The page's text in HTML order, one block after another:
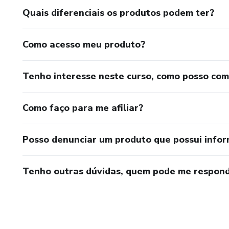
humano.
Este conteúdo é indicado
- Ampliar sua escuta
- Reduzir frustração com não
- Aumentar clareza ética e
- Trabalhar sem patologizar a
Quais diferenciais os produtos podem ter?
Como acesso meu produto?
Tenho interesse neste curso, como posso
Como faço para me afiliar?
Posso denunciar um produto que possui
Tenho outras dúvidas, quem pode me